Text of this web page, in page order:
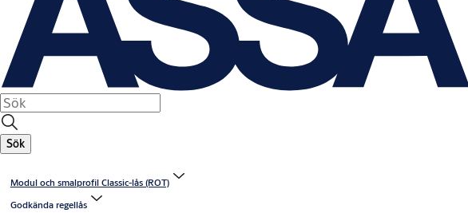
Sök
Modul och smalprofil Classic-lås (ROT)
Godkända regellås